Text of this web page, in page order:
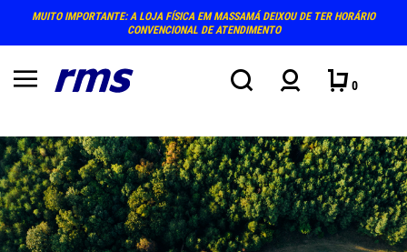
IMPORTANTE: A LOJA FÍSICA EM MASSAMÁ DEIXOU DE TER HORÁRIO
CONVENCIONAL DE ATENDIMENTO
0